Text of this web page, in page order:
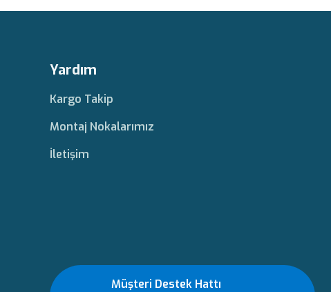
Yardım
Kargo Takip
Montaj Nokalarımız
İletişim
Müşteri Destek Hattı